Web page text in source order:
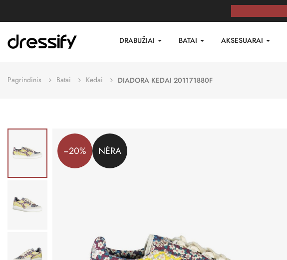
DRABUŽIAI BATAI AKSESUARAI
Pagrindinis Batai Kedai DIADORA KEDAI 201171880F
−20% NĖRA